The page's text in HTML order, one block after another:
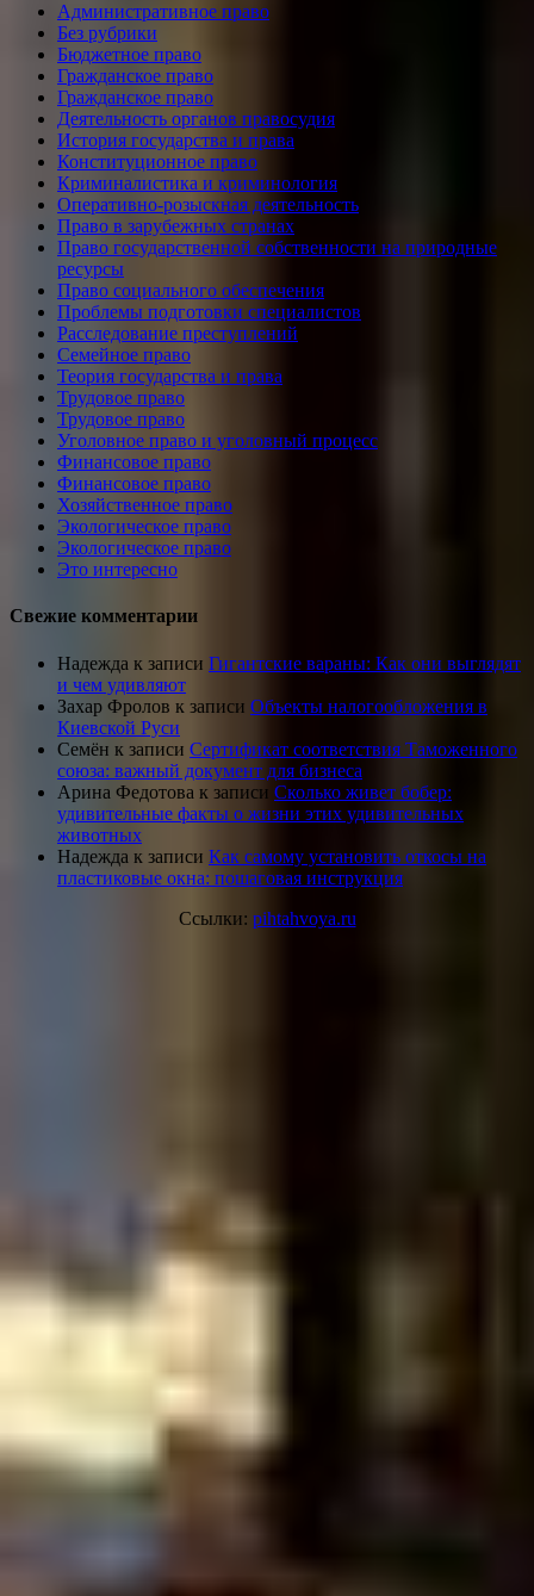
Административное право
Без рубрики
Бюджетное право
Гражданское право
Гражданское право
Деятельность органов правосудия
История государства и права
Конституционное право
Криминалистика и криминология
Оперативно-розыскная деятельность
Право в зарубежных странах
Право государственной собственности на природные
ресурсы
Право социального обеспечения
Проблемы подготовки специалистов
Расследование преступлений
Семейное право
Теория государства и права
Трудовое право
Трудовое право
Уголовное право и уголовный процесс
Финансовое право
Финансовое право
Хозяйственное право
Экологическое право
Экологическое право
Это интересно
Свежие комментарии
Надежда к записи Гигантские вараны: Как они выглядят
и чем удивляют
Захар Фролов к записи Объекты налогообложения в
Киевской Руси
Семён к записи Сертификат соответствия Таможенного
союза: важный документ для бизнеса
Арина Федотова к записи Сколько живет бобер:
удивительные факты о жизни этих удивительных
животных
Надежда к записи Как самому установить откосы на
пластиковые окна: пошаговая инструкция
Ссылки: pihtahvoya.ru